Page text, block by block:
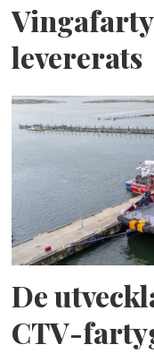
levererats
De
CTV-